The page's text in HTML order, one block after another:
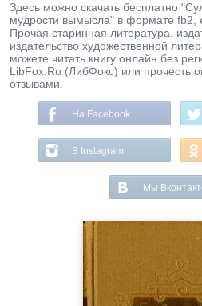
Здесь можно скачать бесплатно
мудрости вымысла" в формате fb2,
Прочая старинная литература,
издательство художественной
можете читать книгу онлайн без
LibFox.Ru (ЛибФокс) или прочесть
отзывами.
На Facebook
В Instagram
Мы